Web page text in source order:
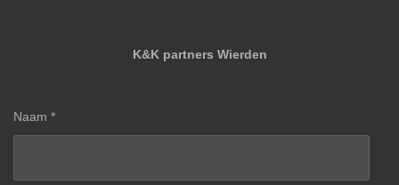
K&K partners Wierden
Naam *